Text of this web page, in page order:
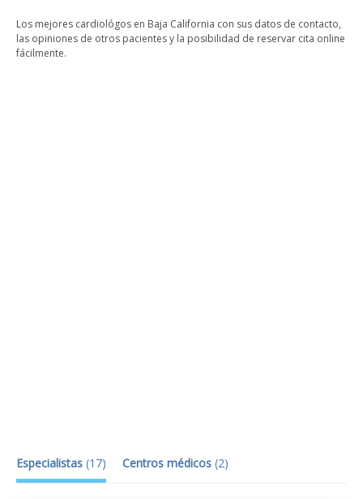
Los mejores cardiológos en Baja California con sus datos de contacto,
las opiniones de otros pacientes y la posibilidad de reservar cita online
fácilmente.
Especialistas (17) Centros médicos (2)